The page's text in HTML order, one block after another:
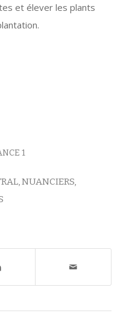
et élever les plants
1
, NUANCIERS,